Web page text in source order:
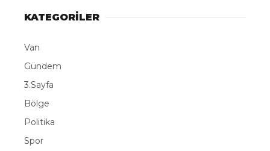
KATEGORİLER
Van
Gündem
3.Sayfa
Bölge
Politika
Spor